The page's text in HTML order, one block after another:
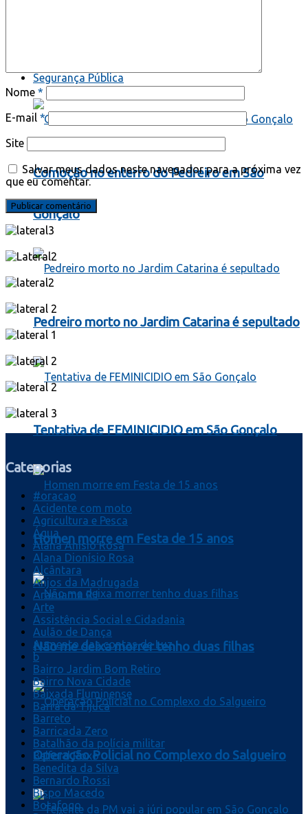
Segurança Pública
Comoção no enterro do Pedreiro em São
Gonçalo
Pedreiro morto no Jardim Catarina é sepultado
Tentativa de FEMINICIDIO em São Gonçalo
Homen morre em Festa de 15 anos
Não me deixa morrer tenho duas filhas
Operação Policial no Complexo do Salgueiro
Nome *
E-mail *
Site
Salvar meus dados neste navegador para a próxima vez
que eu comentar.
Categorias
#oracao
Acidente com moto
Agricultura e Pesca
Água
Alana Anísio Rosa
Alana Dionísio Rosa
Alcântara
Anjos da Madrugada
Araruama RJ
Arte
Assistência Social e Cidadania
Aulão de Dança
Aumento das contas de Luz
b
Bairro Jardim Bom Retiro
Bairro Nova Cidade
Baixada Fluminense
Barra da Tijuca
Barreto
Barricada Zero
Batalhão da polícia militar
Belford Roxo
Benedita da Silva
Bernardo Rossi
Bispo Macedo
Botafogo